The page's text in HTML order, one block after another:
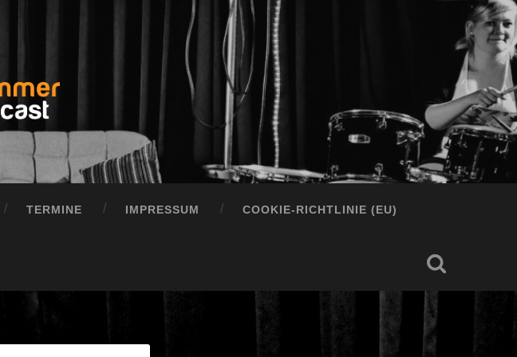
TERMINE IMPRESSUM COOKIE-RICHTLINIE (EU)